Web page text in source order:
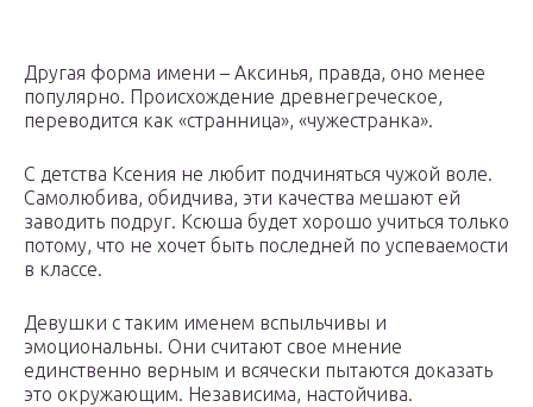
Другая форма имени – Аксинья, правда, оно менее
популярно. Происхождение древнегреческое,
переводится как «странница», «чужестранка».
С детства Ксения не любит подчиняться чужой воле.
Самолюбива, обидчива, эти качества мешают ей
заводить подруг. Ксюша будет хорошо учиться только
потому, что не хочет быть последней по успеваемости
в классе.
Девушки с таким именем вспыльчивы и
эмоциональны. Они считают свое мнение
единственно верным и всячески пытаются доказать
это окружающим. Независима, настойчива.